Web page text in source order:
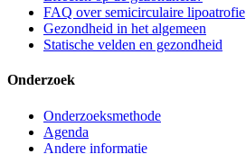
FAQ over semicirculaire lipoatrofie
Gezondheid in het algemeen
Statische velden en gezondheid
Onderzoek
Onderzoeksmethode
Agenda
Andere informatie